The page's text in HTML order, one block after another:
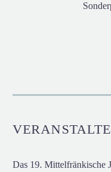
Das 19. Mittelfränkische